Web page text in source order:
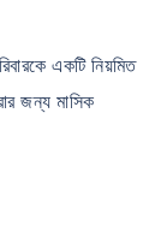
একটি নিয়মিত
জন্য মাসিক